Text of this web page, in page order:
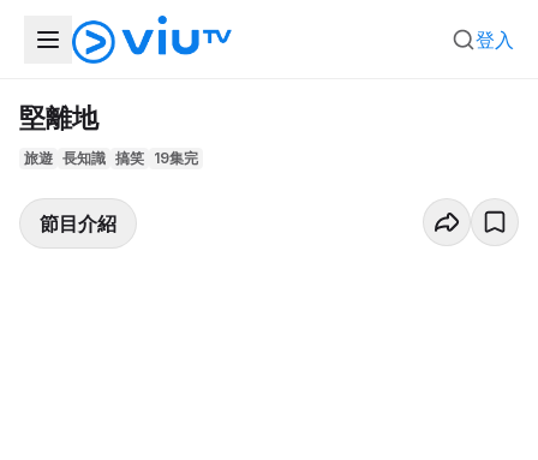
登入
堅離地
旅遊 長知識 搞笑 19集完
節目介紹